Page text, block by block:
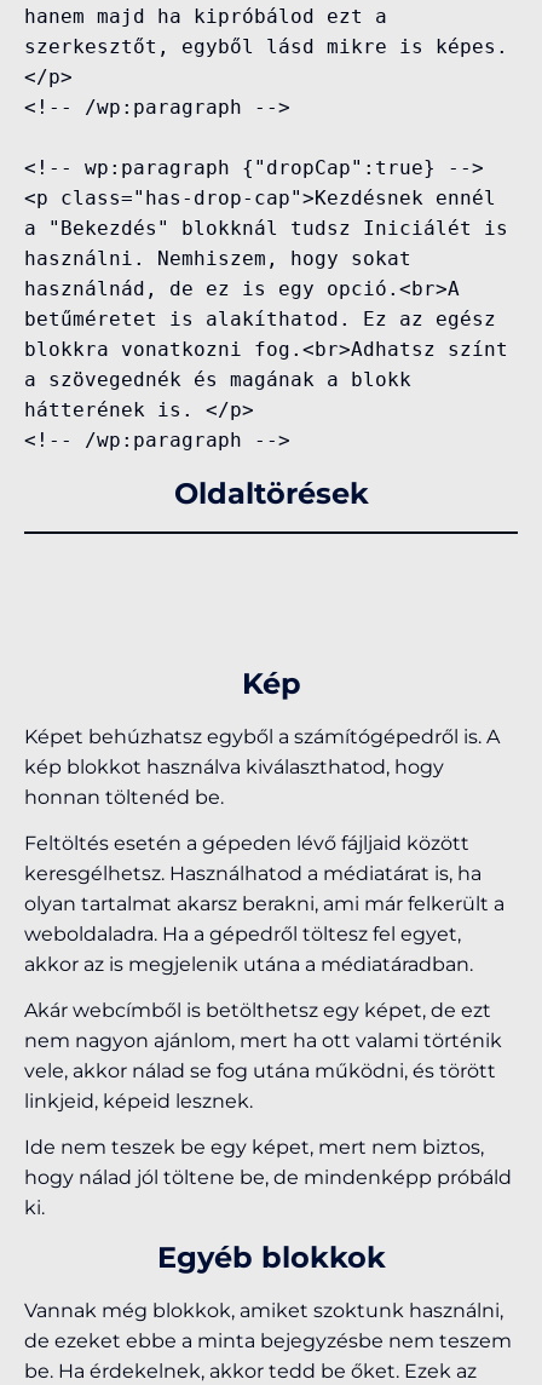
hanem majd ha kipróbálod ezt a
szerkesztőt, egyből lásd mikre is képes.
</p>
<!-- /wp:paragraph -->
<!-- wp:paragraph {"dropCap":true} -->
<p class="has-drop-cap">Kezdésnek ennél
a "Bekezdés" blokknál tudsz Iniciálét is
használni. Nemhiszem, hogy sokat
használnád, de ez is egy opció.<br>A
betűméretet is alakíthatod. Ez az egész
blokkra vonatkozni fog.<br>Adhatsz színt
a szövegednék és magának a blokk
hátterének is. </p>
<!-- /wp:paragraph -->
Oldaltörések
Kép
Képet behúzhatsz egyből a számítógépedről is. A
kép blokkot használva kiválaszthatod, hogy
honnan töltenéd be.
Feltöltés esetén a gépeden lévő fájljaid között
keresgélhetsz. Használhatod a médiatárat is, ha
olyan tartalmat akarsz berakni, ami már felkerült a
weboldaladra. Ha a gépedről töltesz fel egyet,
akkor az is megjelenik utána a médiatáradban.
Akár webcímből is betölthetsz egy képet, de ezt
nem nagyon ajánlom, mert ha ott valami történik
vele, akkor nálad se fog utána működni, és törött
linkjeid, képeid lesznek.
Ide nem teszek be egy képet, mert nem biztos,
hogy nálad jól töltene be, de mindenképp próbáld
ki.
Egyéb blokkok
Vannak még blokkok, amiket szoktunk használni,
de ezeket ebbe a minta bejegyzésbe nem teszem
be. Ha érdekelnek, akkor tedd be őket. Ezek az